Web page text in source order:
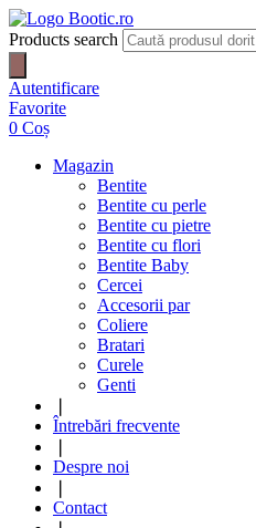
Products search
Autentificare
Favorite
0 Coș
Magazin
Bentite
Bentite cu perle
Bentite cu pietre
Bentite cu flori
Bentite Baby
Cercei
Accesorii par
Coliere
Bratari
Curele
Genti
Întrebări frecvente
Despre noi
Contact